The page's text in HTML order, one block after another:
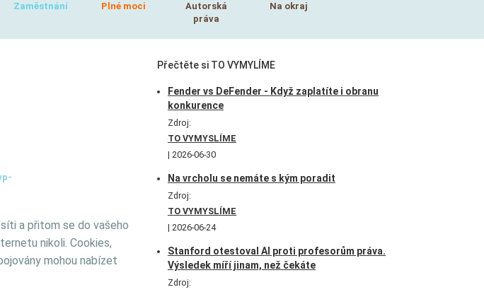
Zaměstnání Plné moci
Autorská
práva
Na okraj
a přitom se do vašeho
nikoli. Cookies,
mohou nabízet
Přečtěte si TO VYMYLÍME
Fender vs DeFender - Když zaplatíte i obranu
konkurence
Zdroj:
TO VYMYSLÍME
2026-06-30
Na vrcholu se nemáte s kým poradit
Zdroj:
TO VYMYSLÍME
2026-06-24
Stanford otestoval AI proti profesorům práva.
Výsledek míří jinam, než čekáte
Zdroj: